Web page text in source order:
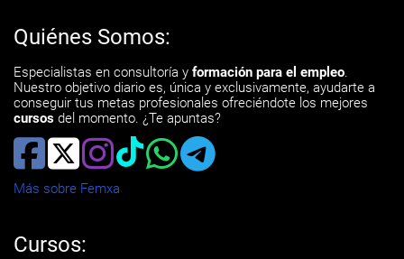
Quiénes Somos:
Especialistas en consultoría y formación para el empleo.
Nuestro objetivo diario es, única y exclusivamente, ayudarte a
conseguir tus metas profesionales ofreciéndote los mejores
cursos del momento. ¿Te apuntas?
Más sobre Femxa
Cursos: